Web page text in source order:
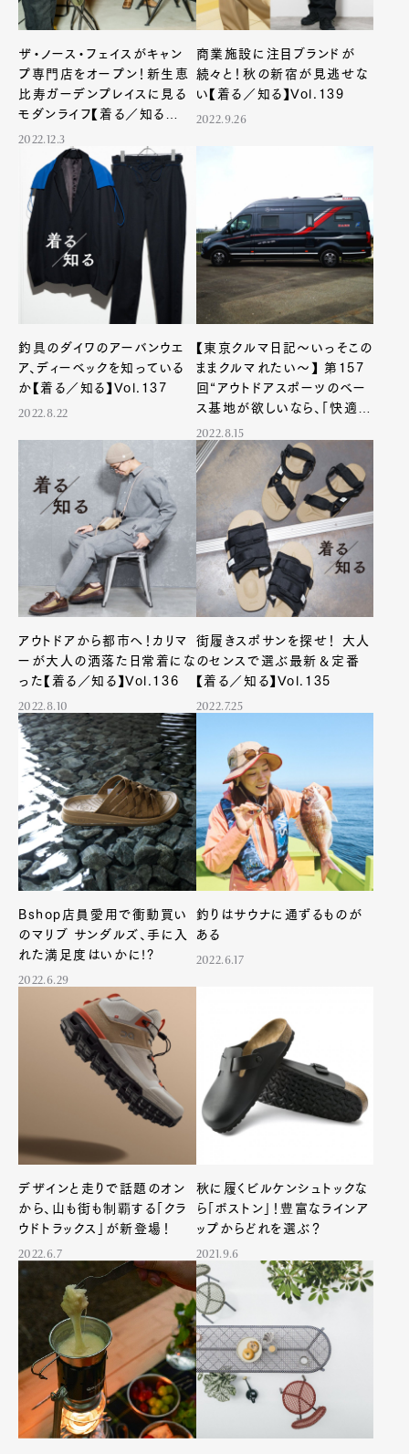
Art&DesignWatchFashion
GourmetCars
ProductCultureLifestyle
ザ・ノース・フェイスがキャン
プ専門店をオープン！新生恵
比寿ガーデンプレイスに見る
モダンライフ【着る／知る
Vol.143】
2022.12.3
商業施設に注目ブランドが
続々と！秋の新宿が見逃せな
い【着る／知る】Vol.139
2022.9.26
釣具のダイワのアーバンウエ
ア、ディーベックを知っている
か【着る／知る】Vol.137
2022.8.22
【東京クルマ日記〜いっそこの
ままクルマれたい〜】 第157
回“アウトドアスポーツのベー
ス基地が欲しいなら、「快適す
ぎるバン」を手に入れよう”
2022.8.15
アウトドアから都市へ！カリマ
ーが大人の洒落た日常着にな
った【着る／知る】Vol.136
2022.8.10
街履きスポサンを探せ！ 大人
のセンスで選ぶ最新＆定番
【着る／知る】Vol.135
2022.7.25
Bshop店員愛用で衝動買い
のマリブ サンダルズ、手に入
れた満足度はいかに!?
2022.6.29
釣りはサウナに通ずるものが
ある
2022.6.17
デザインと走りで話題のオン
から、山も街も制覇する「クラ
ウドトラックス」が新登場！
2022.6.7
秋に履くビルケンシュトックな
ら「ボストン」！豊富なラインア
ップからどれを選ぶ？
2021.9.6